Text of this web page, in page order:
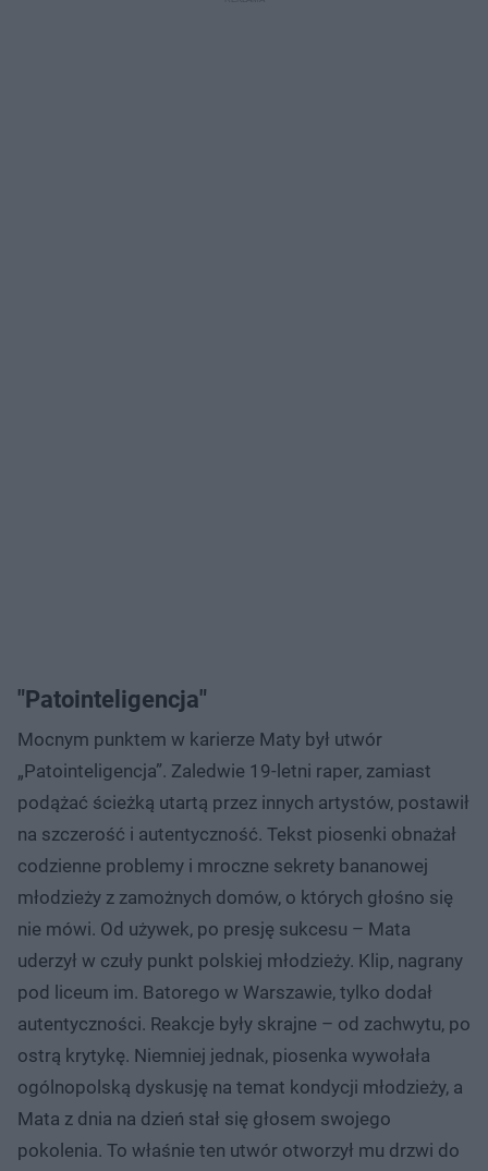
"Patointeligencja"
Mocnym punktem w karierze Maty był utwór
„Patointeligencja”. Zaledwie 19-letni raper, zamiast
podążać ścieżką utartą przez innych artystów, postawił
na szczerość i autentyczność. Tekst piosenki obnażał
codzienne problemy i mroczne sekrety bananowej
młodzieży z zamożnych domów, o których głośno się
nie mówi. Od używek, po presję sukcesu – Mata
uderzył w czuły punkt polskiej młodzieży. Klip, nagrany
pod liceum im. Batorego w Warszawie, tylko dodał
autentyczności. Reakcje były skrajne – od zachwytu, po
ostrą krytykę. Niemniej jednak, piosenka wywołała
ogólnopolską dyskusję na temat kondycji młodzieży, a
Mata z dnia na dzień stał się głosem swojego
pokolenia. To właśnie ten utwór otworzył mu drzwi do